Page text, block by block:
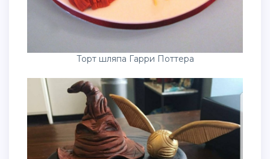
Торт шляпа Гарри Поттера